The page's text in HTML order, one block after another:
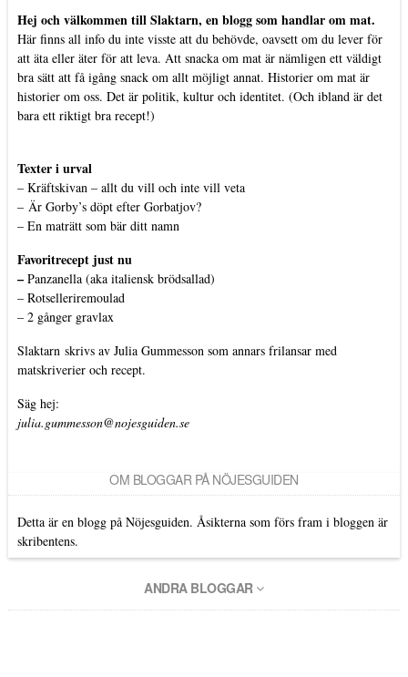
Hej och välkommen till Slaktarn, en blogg som handlar om mat.
Här finns all info du inte visste att du behövde, oavsett om du lever för
att äta eller äter för att leva. Att snacka om mat är nämligen ett väldigt
bra sätt att få igång snack om allt möjligt annat. Historier om mat är
historier om oss. Det är politik, kultur och identitet. (Och ibland är det
bara ett riktigt bra recept!)
Texter i urval
– Kräftskivan – allt du vill och inte vill veta
– Är Gorby’s döpt efter Gorbatjov?
– En maträtt som bär ditt namn
Favoritrecept just nu
– Panzanella (aka italiensk brödsallad)
– Rotselleriremoulad
– 2 gånger gravlax
Slaktarn skrivs av Julia Gummesson som annars frilansar med
matskriverier och recept.
Säg hej:
julia.gummesson@nojesguiden.se
OM BLOGGAR PÅ NÖJESGUIDEN
Detta är en blogg på Nöjesguiden. Åsikterna som förs fram i bloggen är
skribentens.
ANDRA BLOGGAR